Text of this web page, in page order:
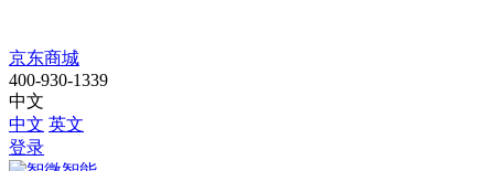
智
微
工
京东商城
400-930-1339
中文
中文 英文
登录